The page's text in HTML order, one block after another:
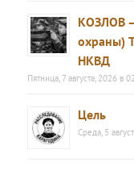
КОЗЛОВ –
охраны)
НКВД
Пятница, 7 августа, 2026 в
Цель
Среда, 5